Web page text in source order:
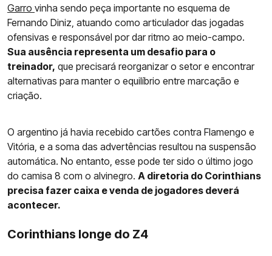
Garro vinha sendo peça importante no esquema de
Fernando Diniz, atuando como articulador das jogadas
ofensivas e responsável por dar ritmo ao meio-campo.
Sua ausência representa um desafio para o
treinador, que precisará reorganizar o setor e encontrar
alternativas para manter o equilíbrio entre marcação e
criação.
O argentino já havia recebido cartões contra Flamengo e
Vitória, e a soma das advertências resultou na suspensão
automática. No entanto, esse pode ter sido o último jogo
do camisa 8 com o alvinegro. A diretoria do Corinthians
precisa fazer caixa e venda de jogadores deverá
acontecer.
Corinthians longe do Z4